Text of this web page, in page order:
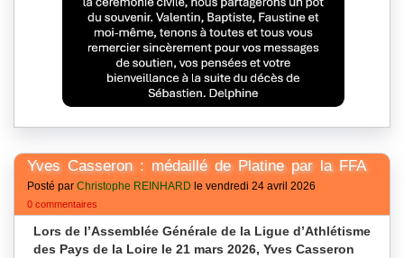
Yves Casseron : médaillé de Platine par la FFA
Posté par Christophe REINHARD le vendredi 24 avril 2026
0 commentaires
Lors de l’Assemblée Générale de la Ligue d’Athlétisme
des Pays de la Loire le 21 mars 2026, Yves Casseron